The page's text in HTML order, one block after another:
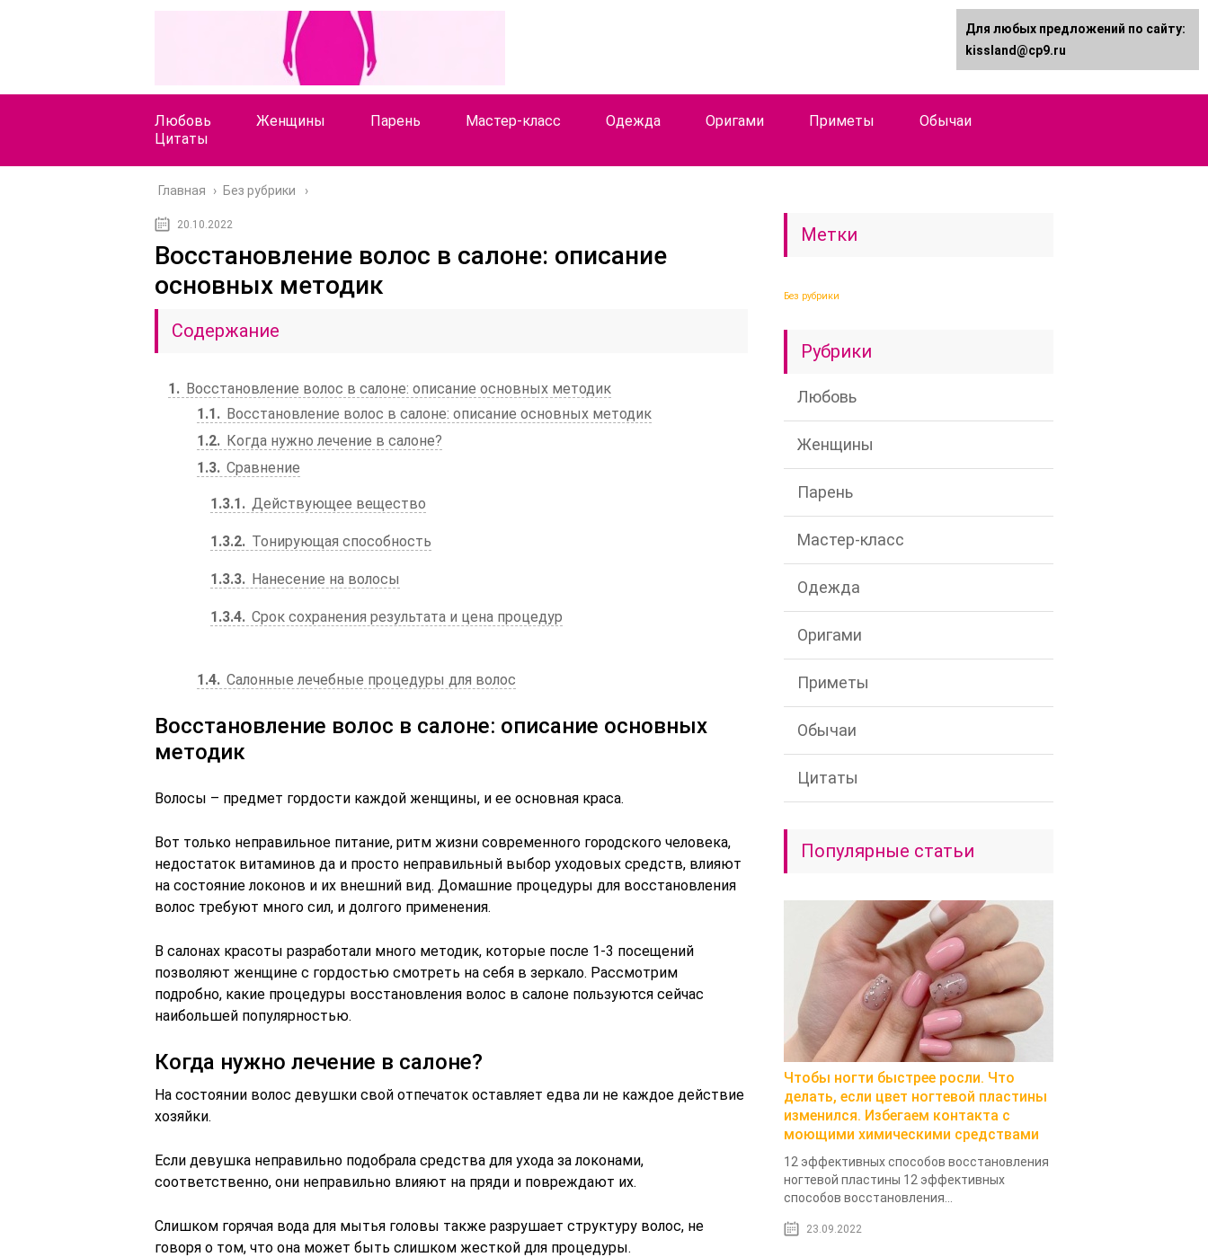
Любовь Женщины Парень Мастер-класс Одежда Оригами Приметы
Обычаи
Цитаты
Главная › Без рубрики
20.10.2022
Восстановление волос в салоне: описание
основных методик
Содержание
1
Восстановление волос в салоне: описание основных методик
1.1
Восстановление волос в салоне: описание основных методик
1.2
Когда нужно лечение в салоне?
1.3 Сравнение
1.3.1 Действующее вещество
1.3.2 Тонирующая способность
1.3.3 Нанесение на волосы
1.3.4 Срок сохранения результата и цена процедур
1.4 Салонные лечебные процедуры для волос
Восстановление волос в салоне: описание основных
методик
Волосы – предмет гордости каждой женщины, и ее основная краса.
Вот только неправильное питание, ритм жизни современного городского человека,
недостаток витаминов да и просто неправильный выбор уходовых средств, влияют
на состояние локонов и их внешний вид. Домашние процедуры для восстановления
волос требуют много сил, и долгого применения.
В салонах красоты разработали много методик, которые после 1-3 посещений
позволяют женщине с гордостью смотреть на себя в зеркало. Рассмотрим
подробно, какие процедуры восстановления волос в салоне пользуются сейчас
наибольшей популярностью.
Когда нужно лечение в салоне?
На состоянии волос девушки свой отпечаток оставляет едва ли не каждое действие
хозяйки.
Если девушка неправильно подобрала средства для ухода за локонами,
соответственно, они неправильно влияют на пряди и повреждают их.
Слишком горячая вода для мытья головы также разрушает структуру волос, не
говоря о том, что она может быть слишком жесткой для процедуры.
Метки
Без рубрики
Рубрики
Любовь
Женщины
Парень
Мастер-класс
Одежда
Оригами
Приметы
Обычаи
Цитаты
Популярные статьи
Чтобы ногти быстрее росли. Что
делать, если цвет ногтевой пластины
изменился. Избегаем контакта с
моющими химическими средствами
12 эффективных способов восстановления
ногтевой пластины 12 эффективных
способов восстановления...
23.09.2022
Для любых предложений по сайту:
kissland@cp9.ru